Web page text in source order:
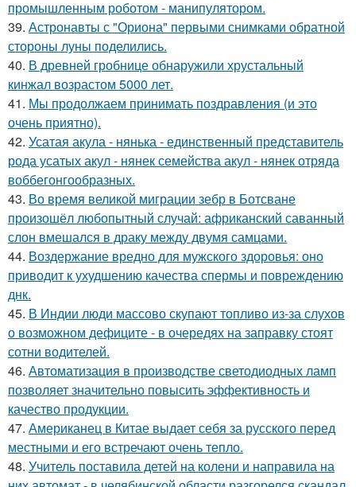
промышленным роботом - манипулятором.
39. Астронавты с "Ориона" первыми снимками обратной
стороны луны поделились.
40. В древней гробнице обнаружили хрустальный
кинжал возрастом 5000 лет.
41. Мы продолжаем принимать поздравления (и это
очень приятно).
42. Усатая акула - нянька - единственный представитель
рода усатых акул - нянек семейства акул - нянек отряда
воббегонгообразных.
43. Во время великой миграции зебр в Ботсване
произошёл любопытный случай: африканский саванный
слон вмешался в драку между двумя самцами.
44. Воздержание вредно для мужского здоровья: оно
приводит к ухудшению качества спермы и повреждению
днк.
45. В Индии люди массово скупают топливо из-за слухов
о возможном дефиците - в очередях на заправку стоят
сотни водителей.
46. Автоматизация в производстве светодиодных ламп
позволяет значительно повысить эффективность и
качество продукции.
47. Американец в Китае выдает себя за русского перед
местными и его встречают очень тепло.
48. Учитель поставила детей на колени и направила на